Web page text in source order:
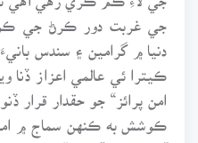
جي غربت دور ڪرڻ جي
دنيا ۾ گرامين ۽ سندس
امن پرائز“ جو حقدار قرار
ڪوشش به ڪنهن سماج ۾